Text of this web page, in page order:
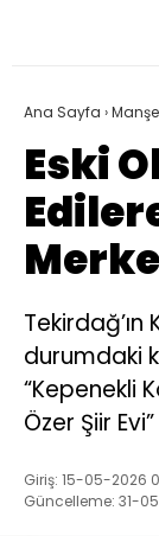
Ana Sayfa ›
Eski
Tekirdağ’ın
durumdaki
“Kepenekli
Özer Şiir
Giriş: 15-05-2026
Güncelleme: 31-